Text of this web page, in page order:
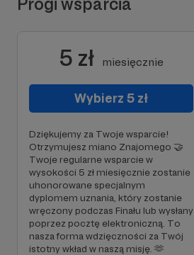
5 zł miesięcznie
Wybierz 5 zł
Dziękujemy za Twoje wsparcie!
Otrzymujesz miano Znajomego 🤝
Twoje regularne wsparcie w
wysokości 5 zł miesięcznie zostanie
uhonorowane specjalnym
dyplomem uznania, który zostanie
wręczony podczas Finału lub wysłany
poprzez pocztę elektroniczną. To
nasza forma wdzięczności za Twój
istotny wkład w naszą misję. 🫶